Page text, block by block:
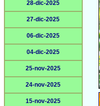
28-dic-2025
27-dic-2025
06-dic-2025
04-dic-2025
25-nov-2025
24-nov-2025
15-nov-2025